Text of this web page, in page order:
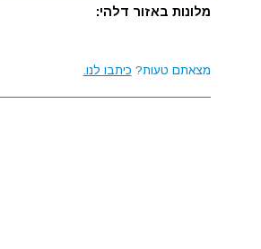
מלונות באזור דלהי:
מצאתם טעות? כיתבו לנו.